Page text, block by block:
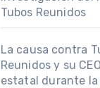
Tubos Reunidos
La causa contra
Reunidos y su
estatal durante la